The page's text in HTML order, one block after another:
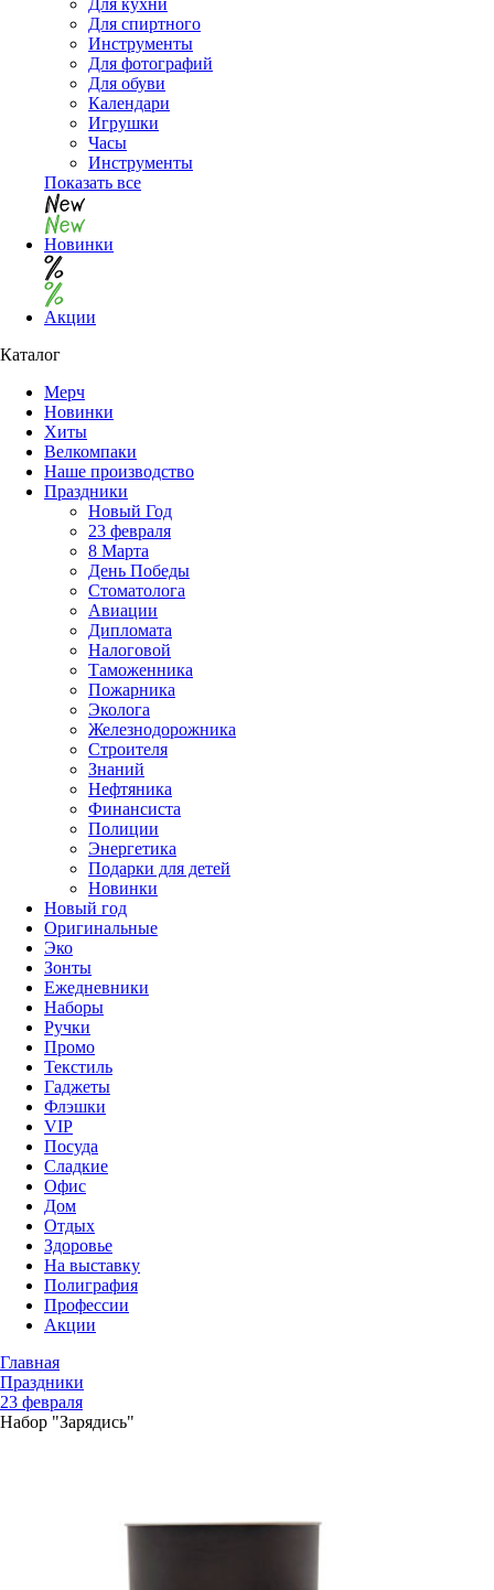
Для кухни
Для спиртного
Инструменты
Для фотографий
Для обуви
Календари
Игрушки
Часы
Инструменты
Показать все
Новинки
Акции
Каталог
Мерч
Новинки
Хиты
Велкомпаки
Наше производство
Праздники
Новый Год
23 февраля
8 Марта
День Победы
Cтоматолога
Авиации
Дипломата
Налоговой
Таможенника
Пожарника
Эколога
Железнодорожника
Строителя
Знаний
Нефтяника
Финансиста
Полиции
Энергетика
Подарки для детей
Новинки
Новый год
Оригинальные
Эко
Зонты
Ежедневники
Наборы
Ручки
Промо
Текстиль
Гаджеты
Флэшки
VIP
Посуда
Сладкие
Офис
Дом
Отдых
Здоровье
На выставку
Полиграфия
Профессии
Акции
Главная
Праздники
23 февраля
Набор "Зарядись"